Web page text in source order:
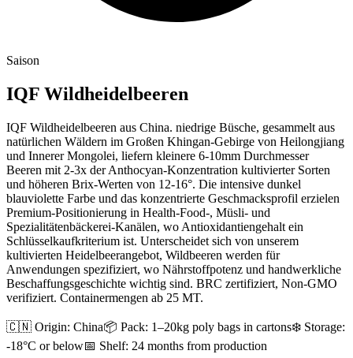
Saison
IQF Wildheidelbeeren
IQF Wildheidelbeeren aus China. niedrige Büsche, gesammelt aus
natürlichen Wäldern im Großen Khingan-Gebirge von Heilongjiang
und Innerer Mongolei, liefern kleinere 6-10mm Durchmesser
Beeren mit 2-3x der Anthocyan-Konzentration kultivierter Sorten
und höheren Brix-Werten von 12-16°. Die intensive dunkel
blauviolette Farbe und das konzentrierte Geschmacksprofil erzielen
Premium-Positionierung in Health-Food-, Müsli- und
Spezialitätenbäckerei-Kanälen, wo Antioxidantiengehalt ein
Schlüsselkaufkriterium ist. Unterscheidet sich von unserem
kultivierten Heidelbeerangebot, Wildbeeren werden für
Anwendungen spezifiziert, wo Nährstoffpotenz und handwerkliche
Beschaffungsgeschichte wichtig sind. BRC zertifiziert, Non-GMO
verifiziert. Containermengen ab 25 MT.
🇨🇳 Origin: China📦 Pack: 1–20kg poly bags in cartons❄️ Storage:
-18°C or below📅 Shelf: 24 months from production